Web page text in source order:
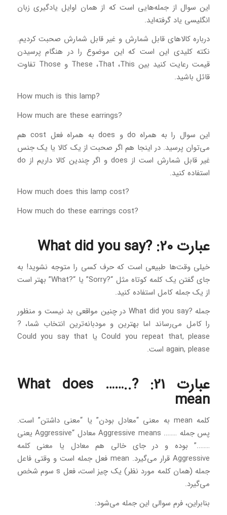
این سوال از جمله‌هایی است که از همان اوایل یادگیری زبان
انگلیسی یاد گرفته‌اید.
درباره کالاهای قابل شمارش و غیر قابل شمارش صحبت کردیم.
نکته کلیدی این است که این موضوع را در هنگام پرسیدن
قیمت رعایت کنید بین These ،That ،This و Those تفاوت
قائل باشید.
?How much is this lamp
?How much are these earrings
این سوال را به همراه do و does به همراه فعل cost هم
می‌توان پرسید. در اینجا هم اگر صحبت از یک کالا یا یک جنس
غیر قابل شمارش است از does و اگر چندین کالا داریم از do
استفاده کنید.
?How much does this lamp cost
?How much do these earrings cost
عبارت 20: ?What did you say
خیلی وقت‌ها طبیعی است که حرف کسی را متوجه نشوید! به
جای گفتن یک کلمه کوتاه مثل “?Sorry” یا “?What” بهتر است
از یک جمله کامل استفاده کنید.
جمله ?What did you say در چنین مواقعی بد نیست و منظور
را کامل می‌رساند اما بهترین و مودبانه‌ترین انتخاب شما، ?
Could you repeat that, please یا Could you say that
again, please است.
عبارت 21: ?What does ……..
mean
کلمه mean به معنی “معادل بودن” یا “معنی داشتن” است.
پس جمله …….. Aggressive means معادل “Aggressive یعنی
……..” بوده و در جای خالی هم معادل یا معنی کلمه
Aggressive قرار می‌گیرد. mean فعل جمله است و وقتی فاعل
جمله (همان کلمه مورد نظر) یک چیز است، فعل s سوم شخص
می‌گیرد.
بنابراین، فرم سوالی این جمله می‌شود: